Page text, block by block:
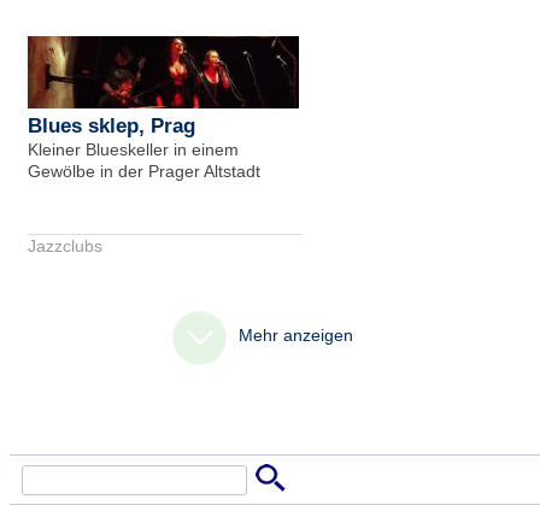
Blues sklep, Prag
Kleiner Blueskeller in einem
Gewölbe in der Prager Altstadt
Jazzclubs
Mehr anzeigen